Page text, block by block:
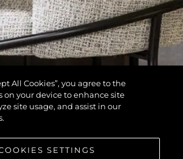
All Cookies”, you agree to the
on your device to enhance site
site usage, and assist in our
SETTINGS